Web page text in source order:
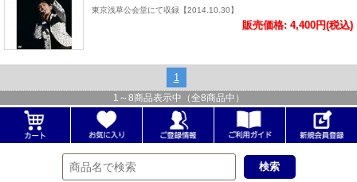
東京浅草公会堂にて収録【2014.10.30】
販売価格: 4,400円(税込)
1
1 ～ 8商品表示中（全8商品中）